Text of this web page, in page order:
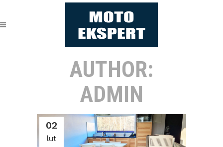
AUTHOR:
ADMIN
02
lut